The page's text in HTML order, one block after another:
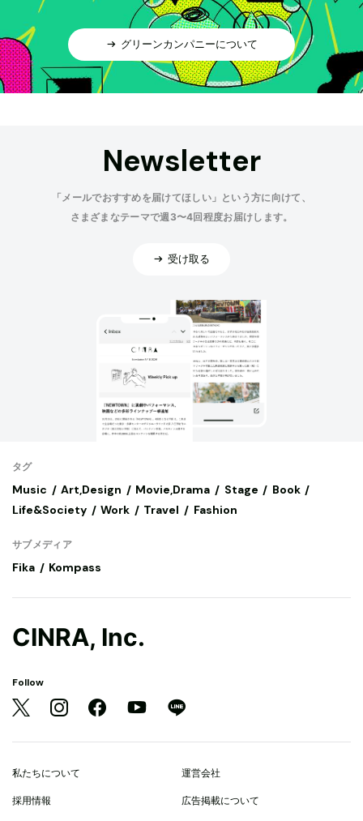
グリーンカンパニーについて
Newsletter
「メールでおすすめを届けてほしい」という方に向けて、
さまざまなテーマで週3〜4回程度お届けします。
受け取る
タグ
Music Art,Design Movie,Drama Stage
Book
Life&Society
Work Travel Fashion
サブメディア
Fika Kompass
CINRA, Inc.
Follow
私たちについて 運営会社
採用情報 広告掲載について